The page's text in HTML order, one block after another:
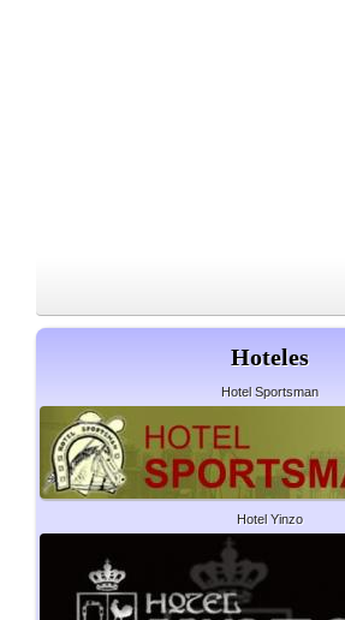
Hoteles
Hotel Sportsman
Hotel Yinzo